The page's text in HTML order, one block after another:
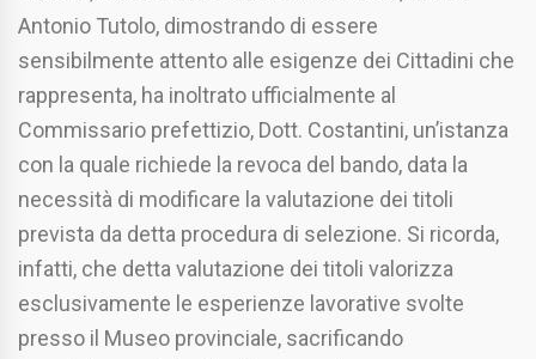
Antonio Tutolo, dimostrando di essere
sensibilmente attento alle esigenze dei Cittadini che
rappresenta, ha inoltrato ufficialmente al
Commissario prefettizio, Dott. Costantini, un’istanza
con la quale richiede la revoca del bando, data la
necessità di modificare la valutazione dei titoli
prevista da detta procedura di selezione. Si ricorda,
infatti, che detta valutazione dei titoli valorizza
esclusivamente le esperienze lavorative svolte
presso il Museo provinciale, sacrificando